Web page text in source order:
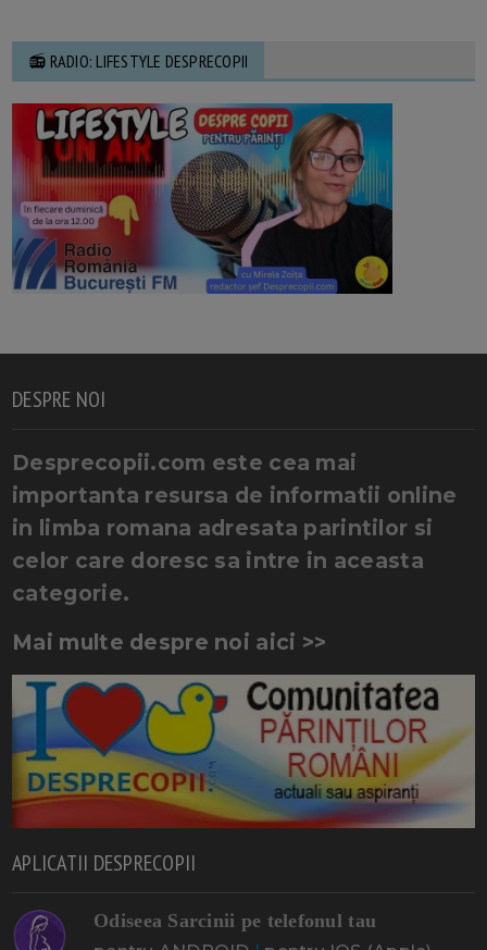
📻 RADIO: LIFESTYLE DESPRECOPII
DESPRE NOI
Desprecopii.com este cea mai
importanta resursa de informatii online
in limba romana adresata parintilor si
celor care doresc sa intre in aceasta
categorie.
Mai multe despre noi aici >>
APLICATII DESPRECOPII
Odiseea Sarcinii pe telefonul tau